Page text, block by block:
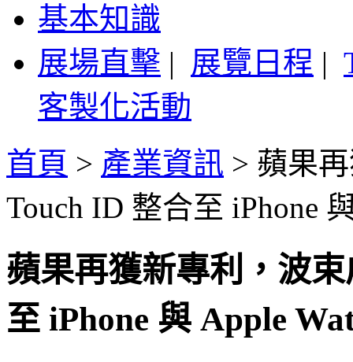
基本知識
展場直擊 | 展覽日程 |
客製化活動
首頁 > 產業資訊 > 蘋果
Touch ID 整合至 iPhone
蘋果再獲新專利，波
至 iPhone 與 Apple